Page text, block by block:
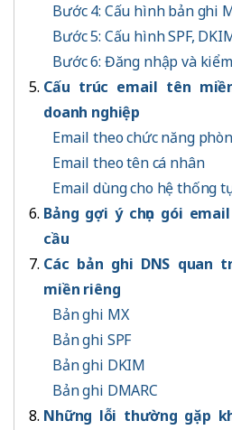
Bước 4: Cấu hình bản ghi
Bước 5: Cấu hình SPF,
Bước 6: Đăng nhập và
Cấu trúc email tên
doanh nghiệp
Email theo chức năng
Email theo tên cá nhân
Email dùng cho hệ thống
Bảng gợi ý chọn gói
cầu
Các bản ghi DNS quan
miền riêng
Bản ghi MX
Bản ghi SPF
Bản ghi DKIM
Bản ghi DMARC
Những lỗi thường gặp